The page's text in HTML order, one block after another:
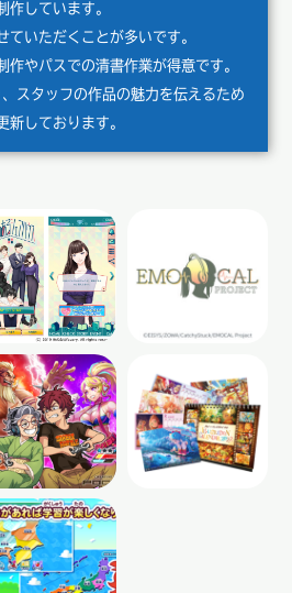
作しています。
ていただくことが多いです。
作やパスでの清書作業が得意です。
スタッフの作品の魅力を伝えるため
新しております。